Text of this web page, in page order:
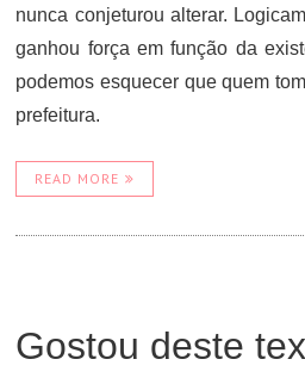
nunca conjeturou alterar.
ganhou força em função da
podemos esquecer que quem
prefeitura.
READ MORE
Gostou deste